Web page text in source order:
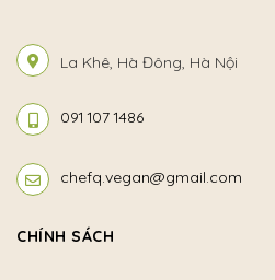
La Khê, Hà Đông, Hà Nội
091 107 1486
chefq.vegan@gmail.com
CHÍNH SÁCH